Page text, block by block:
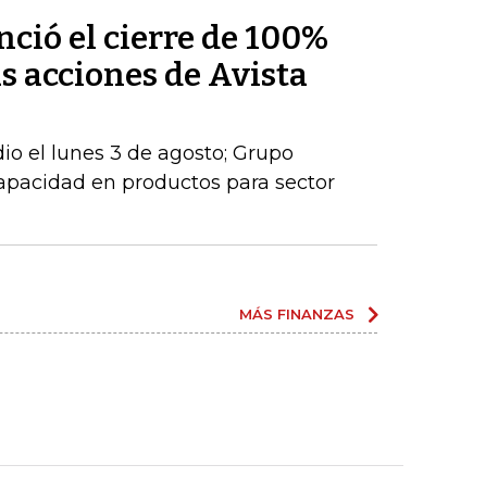
el cierre de 100%
acciones de Avista
el lunes 3 de agosto; Grupo
en productos para sector
MÁS FINANZAS